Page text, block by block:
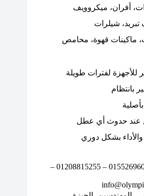
أفران، ميكروويف
شيلرات
ماكينات قهوة، محامص
للأجهزة لفترات طويلة
بانتظام
عند حدوث أي عطل
بشكل دوري
📞 01019158995 – 01552696026 – 01208815255 –